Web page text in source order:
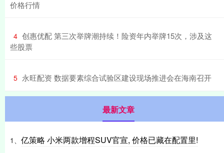
价格行情
4 ​创惠优配 第三次举牌潮持续！险资年内举牌15次，涉及这
些股票
5 ​永旺配资 数据要素综合试验区建设现场推进会在海南召开
最新文章
1、 亿策略 小米两款增程SUV官宣, 价格已藏在配置里!